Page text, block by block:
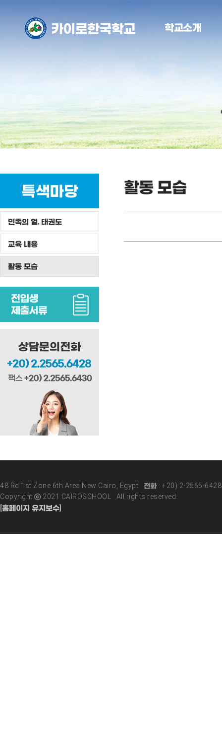
학교소개
특색마당
민족의 얼, 태권도
교육 내용
활동 모습
활동 모습
48 Rd 1st Zone 6th Area New Cairo, Egypt 전화 : +20) 2-2565-
Copyright ⓒ 2021 CAIROSCHOOL All rights reserved.
[홈페이지 유지보수]